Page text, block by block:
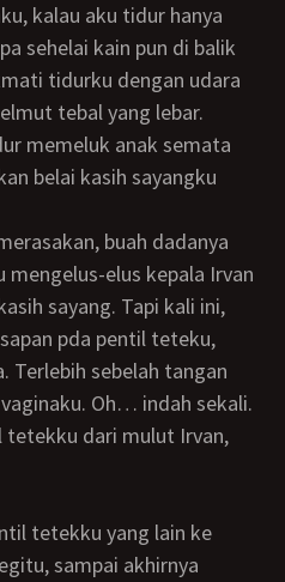
sehelai kain pun di balik
tidurku dengan udara
tebal yang lebar.
memeluk anak semata
belai kasih sayangku
mengelus-elus kepala Irvan
sayang. Tapi kali ini,
pda pentil teteku,
Terlebih sebelah tangan
Oh… indah sekali.
sampai akhirnya